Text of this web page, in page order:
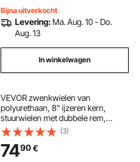
kantoor en vergaderruimte
Bijna uitverkocht
Levering: Ma. Aug. 10 - Do.
Aug. 13
In winkelwagen
VEVOR zwenkwielen van
polyurethaan, 8" ijzeren kern,
stuurwielen met dubbele rem,
verstelbare poten, draagvermogen
500 kg/1100 lbs per wiel,
verpakking van 4
(3)
7490€